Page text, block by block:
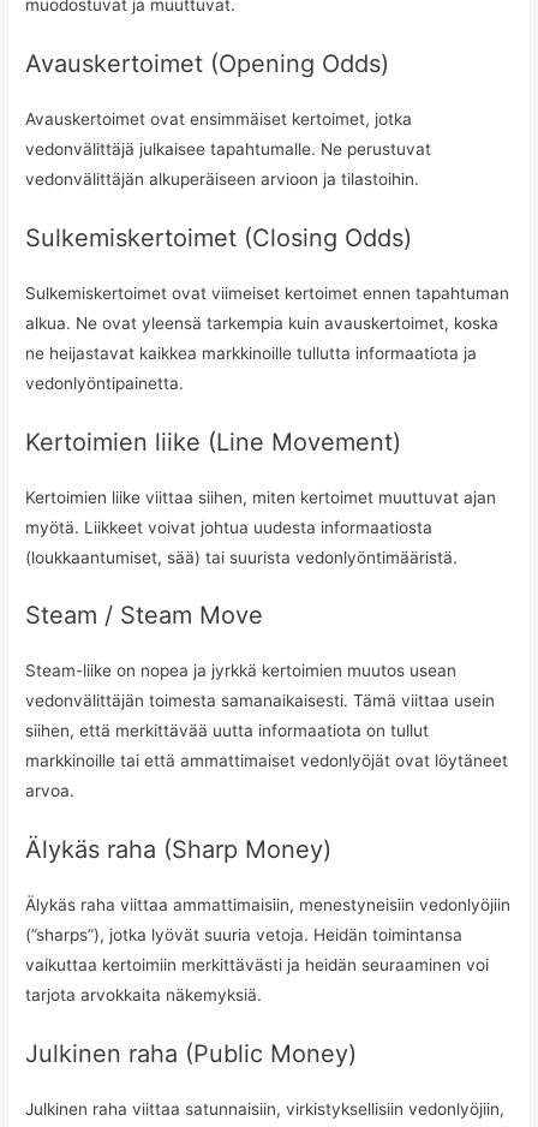
muodostuvat ja muuttuvat.
Avauskertoimet (Opening Odds)
Avauskertoimet ovat ensimmäiset kertoimet, jotka
vedonvälittäjä julkaisee tapahtumalle. Ne perustuvat
vedonvälittäjän alkuperäiseen arvioon ja tilastoihin.
Sulkemiskertoimet (Closing Odds)
Sulkemiskertoimet ovat viimeiset kertoimet ennen tapahtuman
alkua. Ne ovat yleensä tarkempia kuin avauskertoimet, koska
ne heijastavat kaikkea markkinoille tullutta informaatiota ja
vedonlyöntipainetta.
Kertoimien liike (Line Movement)
Kertoimien liike viittaa siihen, miten kertoimet muuttuvat ajan
myötä. Liikkeet voivat johtua uudesta informaatiosta
(loukkaantumiset, sää) tai suurista vedonlyöntimääristä.
Steam / Steam Move
Steam-liike on nopea ja jyrkkä kertoimien muutos usean
vedonvälittäjän toimesta samanaikaisesti. Tämä viittaa usein
siihen, että merkittävää uutta informaatiota on tullut
markkinoille tai että ammattimaiset vedonlyöjät ovat löytäneet
arvoa.
Älykäs raha (Sharp Money)
Älykäs raha viittaa ammattimaisiin, menestyneisiin vedonlyöjiin
(”sharps”), jotka lyövät suuria vetoja. Heidän toimintansa
vaikuttaa kertoimiin merkittävästi ja heidän seuraaminen voi
tarjota arvokkaita näkemyksiä.
Julkinen raha (Public Money)
Julkinen raha viittaa satunnaisiin, virkistyksellisiin vedonlyöjiin,